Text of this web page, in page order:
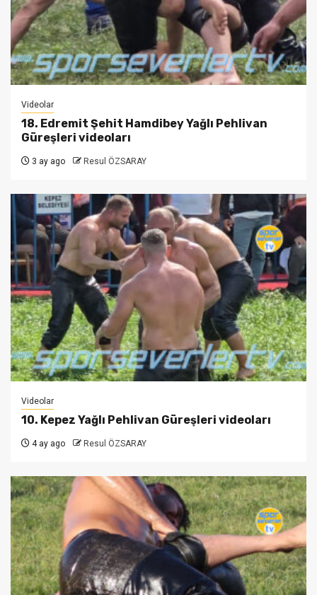
Videolar
18. Edremit Şehit Hamdibey Yağlı Pehlivan
Güreşleri videoları
3 ay ago Resul ÖZSARAY
Videolar
10. Kepez Yağlı Pehlivan Güreşleri videoları
4 ay ago Resul ÖZSARAY